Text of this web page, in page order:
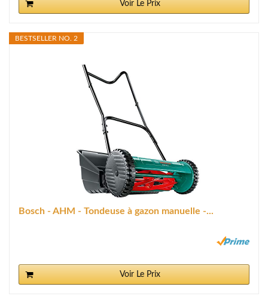
Voir Le Prix
BESTSELLER NO. 2
Bosch - AHM - Tondeuse à gazon manuelle -...
Voir Le Prix